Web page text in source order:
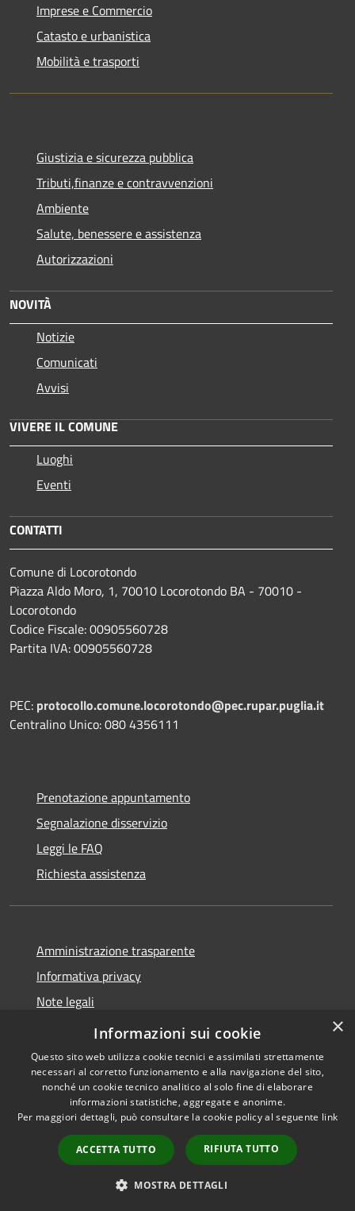
Imprese e Commercio
Catasto e urbanistica
Mobilità e trasporti
Giustizia e sicurezza pubblica
Tributi,finanze e contravvenzioni
Ambiente
Salute, benessere e assistenza
Autorizzazioni
NOVITÀ
Notizie
Comunicati
Avvisi
VIVERE IL COMUNE
Luoghi
Eventi
CONTATTI
Comune di Locorotondo
Piazza Aldo Moro, 1, 70010 Locorotondo BA - 70010 -
Locorotondo
Codice Fiscale: 00905560728
Partita IVA: 00905560728
PEC: protocollo.comune.locorotondo@pec.rupar.puglia.it
Centralino Unico: 080 4356111
Prenotazione appuntamento
Segnalazione disservizio
Leggi le FAQ
Richiesta assistenza
Amministrazione trasparente
Informativa privacy
Note legali
Dichiarazione di accessibilità
Accessibilità
Copyright © 2026 • Comune di
Locorotondo • Powered by
Municipium•
Accesso
redazione
×
Informazioni sui cookie
Questo sito web utilizza cookie tecnici e assimilati strettamente
necessari al corretto funzionamento e alla navigazione del sito,
nonché un cookie tecnico analitico al solo fine di elaborare
informazioni statistiche, aggregate e anonime.
Per maggiori dettagli, può consultare la cookie policy al seguente link
ACCETTA TUTTO RIFIUTA TUTTO
MOSTRA DETTAGLI